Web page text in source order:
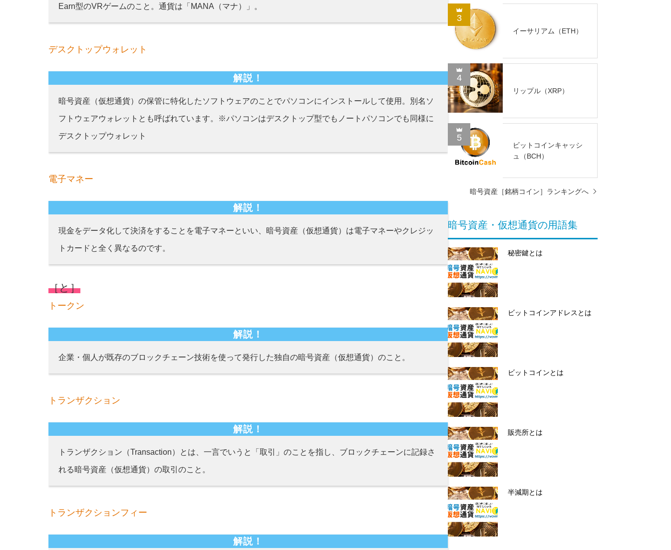
Earn型のVRゲームのこと。通貨は「MANA（マナ）」。
デスクトップウォレット
解説！
暗号資産（仮想通貨）の保管に特化したソフトウェアのことでパソコンにインストールして使用。別名ソ
フトウェアウォレットとも呼ばれています。※パソコンはデスクトップ型でもノートパソコンでも同様に
デスクトップウォレット
電子マネー
解説！
現金をデータ化して決済をすることを電子マネーといい、暗号資産（仮想通貨）は電子マネーやクレジッ
トカードと全く異なるのです。
［と］
トークン
解説！
企業・個人が既存のブロックチェーン技術を使って発行した独自の暗号資産（仮想通貨）のこと。
トランザクション
解説！
トランザクション（Transaction）とは、一言でいうと「取引」のことを指し、ブロックチェーンに記録さ
れる暗号資産（仮想通貨）の取引のこと。
トランザクションフィー
解説！
3
イーサリアム（ETH）
4
リップル（XRP）
5
ビットコインキャッシ
ュ（BCH）
暗号資産［銘柄コイン］ランキングへ
暗号資産・仮想通貨の用語集
秘密鍵とは
ビットコインアドレスとは
ビットコインとは
販売所とは
半減期とは